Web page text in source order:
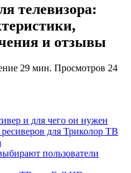
телевизора:
и отзывы
29 мин. Просмотров 24
и для чего он нужен
для Триколор ТВ
пользователи